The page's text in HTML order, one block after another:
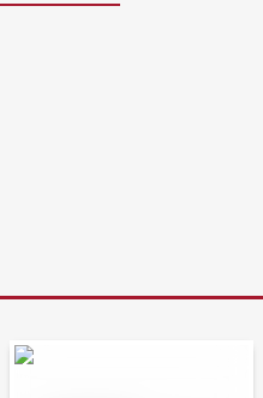
Dražit online - Artslimit